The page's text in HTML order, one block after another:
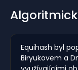
Equihash byl
Biryukovem a